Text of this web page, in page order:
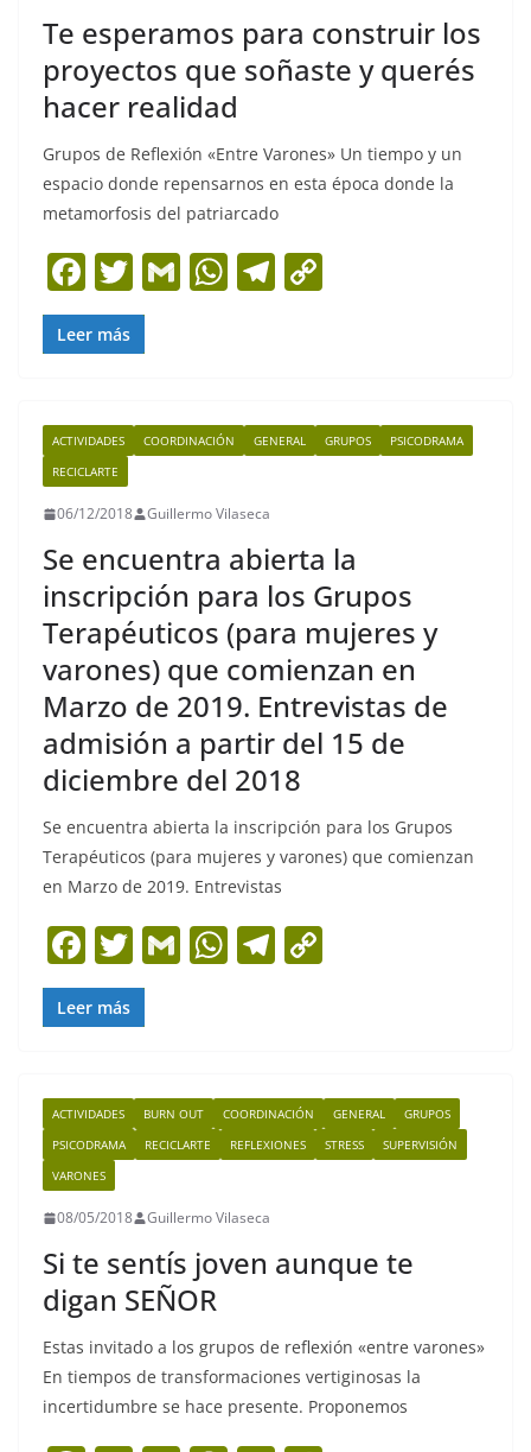
Te esperamos para construir los
proyectos que soñaste y querés
hacer realidad
Grupos de Reflexión «Entre Varones» Un tiempo y un
espacio donde repensarnos en esta época donde la
metamorfosis del patriarcado
F
a
c
b
o
o
T
w
itt
G W
A
p
p
T
a
m
Li
n
Leer más
ACTIVIDADES COORDINACIÓN GENERAL GRUPOS
PSICODRAMA
RECICLARTE
06/12/2018 Guillermo Vilaseca
Se encuentra abierta la
inscripción para los Grupos
Terapéuticos (para mujeres y
varones) que comienzan en
Marzo de 2019. Entrevistas de
admisión a partir del 15 de
diciembre del 2018
Se encuentra abierta la inscripción para los Grupos
Terapéuticos (para mujeres y varones) que comienzan
en Marzo de 2019. Entrevistas
F
a
c
b
o
o
k
T
w
itt
G W
A
p
p
T
a
m
Li
n
k
Leer más
ACTIVIDADES BURN OUT COORDINACIÓN GENERAL
GRUPOS
PSICODRAMA
RECICLARTE REFLEXIONES STRESS
SUPERVISIÓN
VARONES
08/05/2018 Guillermo Vilaseca
Si te sentís joven aunque te
digan SEÑOR
Estas invitado a los grupos de reflexión «entre varones»
En tiempos de transformaciones vertiginosas la
incertidumbre se hace presente. Proponemos